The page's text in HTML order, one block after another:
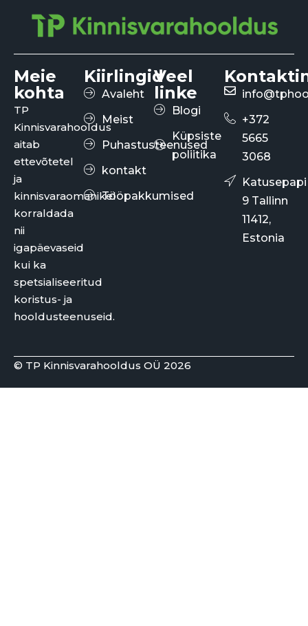
Meie
kohta
TP
Kinnisvarahooldus
aitab
ettevõtetel
ja
kinnisvaraomanikel
korraldada
nii
igapäevaseid
kui ka
spetsialiseeritud
koristus- ja
hooldusteenuseid.
Kiirlingid
Avaleht
Meist
Puhastusteenused
kontakt
Tööpakkumised
Veel
linke
Blogi
Küpsiste
poliitika
+372
5665
3068
Katusepapi
9 Tallinn
11412,
Estonia
© TP Kinnisvarahooldus OÜ 2026